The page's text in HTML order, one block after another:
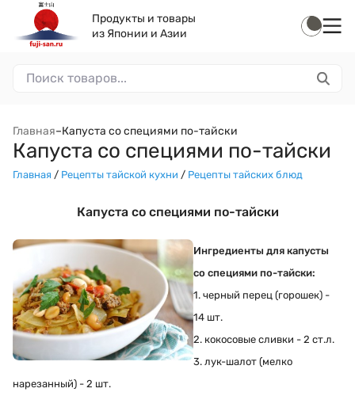
Продукты и товары
из Японии и Азии
Главная–Капуста со специями по-тайски
Капуста со специями по-тайски
Главная / Рецепты тайской кухни / Рецепты тайских блюд
Капуста со специями по-тайски
Ингредиенты для капусты
со специями по-тайски:
1. черный перец (горошек) -
14 шт.
2. кокосовые сливки - 2 ст.л.
3. лук-шалот (мелко
нарезанный) - 2 шт.